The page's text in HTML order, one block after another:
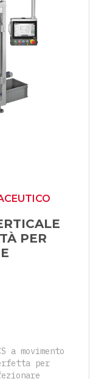
PER
a movimento
per